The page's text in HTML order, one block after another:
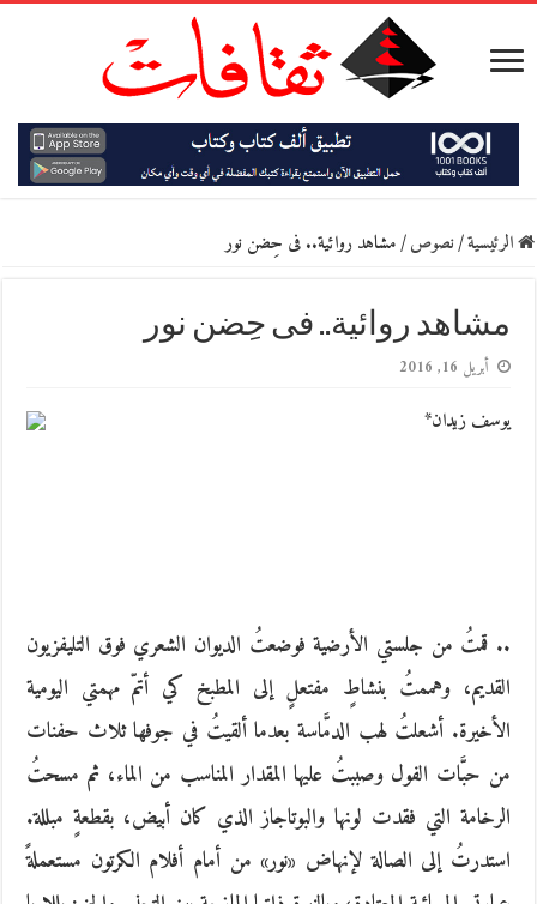
الرئيسية/نصوص/مشاهد روائية.. فى حِضن نور
مشاهد روائية.. فى حِضن نور
أبريل 16, 2016
يوسف زيدان*
.. قمتُ من جلستي الأرضية فوضعتُ الديوان الشعري فوق التليفزيون
القديم، وهممتُ بنشاطٍ مفتعلٍ إلى المطبخ كي أتمّ مهمتي اليومية
الأخيرة. أشعلتُ لهب الدمَّاسة بعدما ألقيتُ في جوفها ثلاث حفنات
من حبَّات الفول وصببتُ عليها المقدار المناسب من الماء، ثم مسحتُ
الرخامة التي فقدت لونها والبوتاجاز الذي كان أبيض، بقطعةٍ مبللة.
استدرتُ إلى الصالة لإنهاض «نور» من أمام أفلام الكرتون مستعملةً